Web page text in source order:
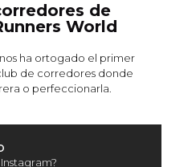
de
World
ha ortogado el primer
de corredores donde
o perfeccionarla.